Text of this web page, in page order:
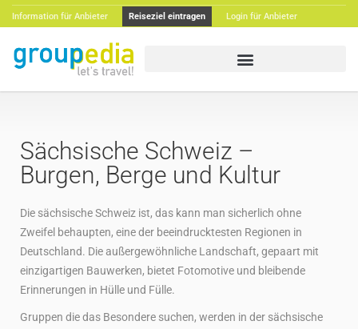
Information für Anbieter Reiseziel eintragen Login für Anbieter
Sächsische Schweiz –
Burgen, Berge und Kultur
Die sächsische Schweiz ist, das kann man sicherlich ohne
Zweifel behaupten, eine der beeindrucktesten Regionen in
Deutschland. Die außergewöhnliche Landschaft, gepaart mit
einzigartigen Bauwerken, bietet Fotomotive und bleibende
Erinnerungen in Hülle und Fülle.
Gruppen die das Besondere suchen, werden in der sächsische